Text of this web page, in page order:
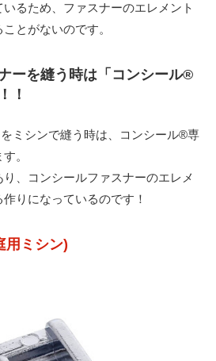
るため、ファスナーのエレメント
とがないのです。
ーを縫う時は「コンシール®
！
ミシンで縫う時は、コンシール®専
。
、コンシールファスナーのエレメ
りになっているのです！
用ミシン)